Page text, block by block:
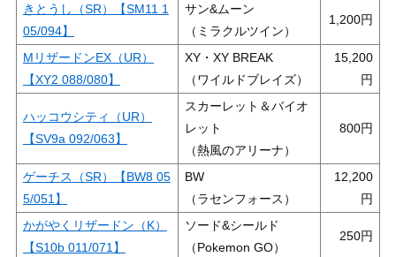
きとうし（SR）【SM11 1
05/094】
サン&ムーン
（ミラクルツイン）
1,200
MリザードンEX（UR）
【XY2 088/080】
XY・XY BREAK
（ワイルドブレイズ）
15,200
ハッコウシティ（UR）
【SV9a 092/063】
スカーレット＆バイオ
レット
（熱風のアリーナ）
800
ゲーチス（SR）【BW8 05
5/051】
BW
（ラセンフォース）
12,200
かがやくリザードン（K）
【S10b 011/071】
ソード&シールド
（Pokemon GO）
250